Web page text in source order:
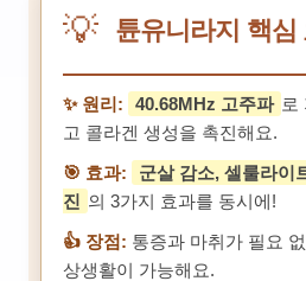
💡 튠유니라지 핵심
✨ 원리: 40.68MHz 고주파 로
고 콜라겐 생성을 촉진해요.
🎯 효과:
군살 감소, 셀룰라이
진 의 3가지 효과를 동시에!
👍 장점: 통증과 마취가 필요
상생활이 가능해요.